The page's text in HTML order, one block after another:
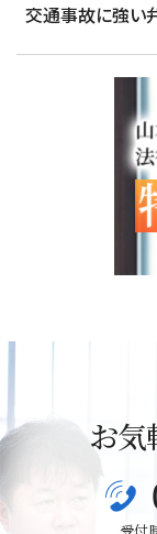
交通事故に強い
お気